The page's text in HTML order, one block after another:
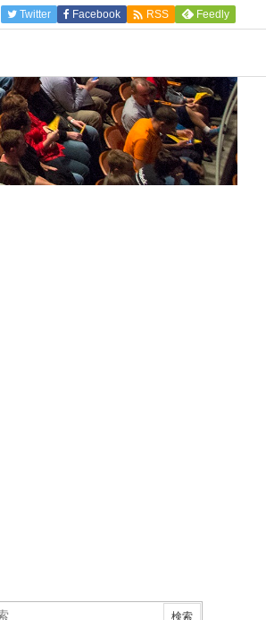
Twitter Facebook  RSS Feedly